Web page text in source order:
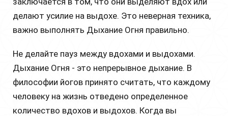
делают усилие на выдохе. Это неверная техника,
важно выполнять Дыхание Огня правильно.
Не делайте пауз между вдохами и выдохами.
Дыхание Огня - это непрерывное дыхание. В
философии йогов принято считать, что каждому
человеку на жизнь отведено определенное
количество вдохов и выдохов. Когда вы